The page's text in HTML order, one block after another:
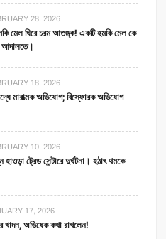
28, 2026
মেল ঘিরে চরম আতঙ্ক! একটি হমকি মেল কে
আদালতে।
18, 2026
মারাত্মক অভিযোগ; বিস্ফোরক অভিযোগ
10, 2026
ট্রেড সেন্টারে দুর্ঘটনা। হঠাৎ থমকে
17, 2026
খাদন, অভিষেক কথা রাখলেন!